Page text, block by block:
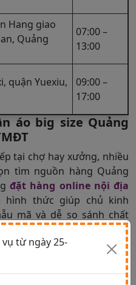
Hang giao
Quảng
07:00 –
13:00
quận Yuexiu,
09:00 –
17:00
áo big size Quảng
tại chợ hay xưởng, nhiều
tìm nguồn hàng Quảng
đặt hàng online nội địa
hình thức giúp chủ kinh
mã và dễ so sánh chất
khác nhau.
phổ biến để order hàng
từ ngày 25-